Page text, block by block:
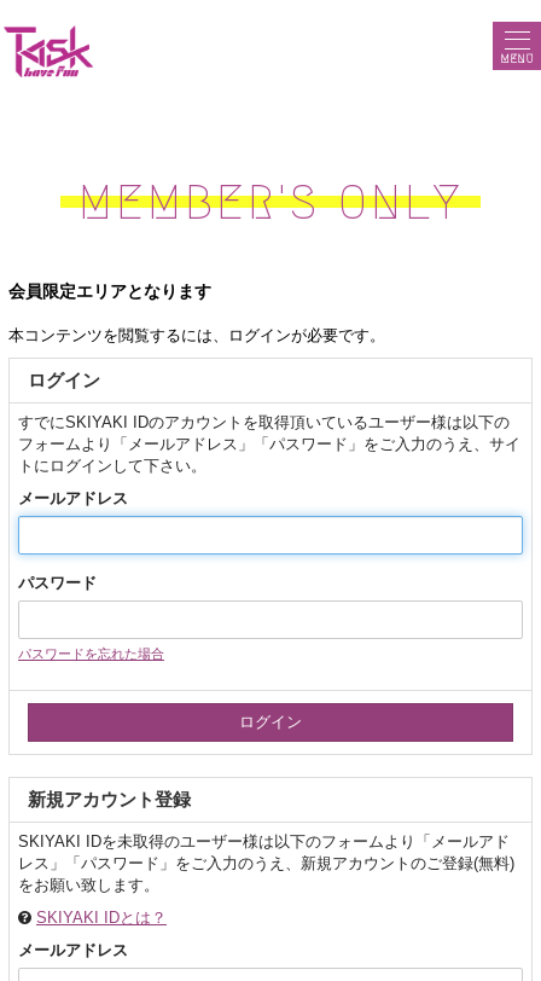
MENU
MEMBER'S ONLY
会員限定エリアとなります
本コンテンツを閲覧するには、ログインが必要です。
ログイン
すでにSKIYAKI IDのアカウントを取得頂いているユーザー様は以下の
フォームより「メールアドレス」「パスワード」をご入力のうえ、サイ
トにログインして下さい。
メールアドレス
パスワード
パスワードを忘れた場合
新規アカウント登録
SKIYAKI IDを未取得のユーザー様は以下のフォームより「メールアド
レス」「パスワード」をご入力のうえ、新規アカウントのご登録(無料)
をお願い致します。
SKIYAKI IDとは？
メールアドレス